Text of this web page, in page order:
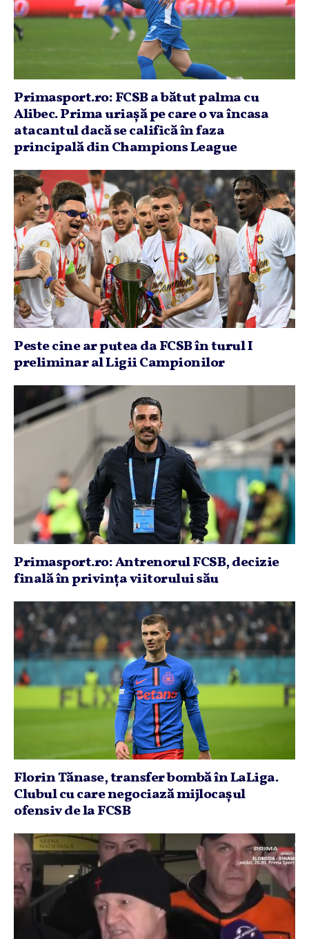
Primasport.ro: FCSB a bătut palma cu
Alibec. Prima uriaşă pe care o va încasa
atacantul dacă se califică în faza
principală din Champions League
Peste cine ar putea da FCSB în turul I
preliminar al Ligii Campionilor
Primasport.ro: Antrenorul FCSB, decizie
finală în privinţa viitorului său
Florin Tănase, transfer bombă în LaLiga.
Clubul cu care negociază mijlocaşul
ofensiv de la FCSB